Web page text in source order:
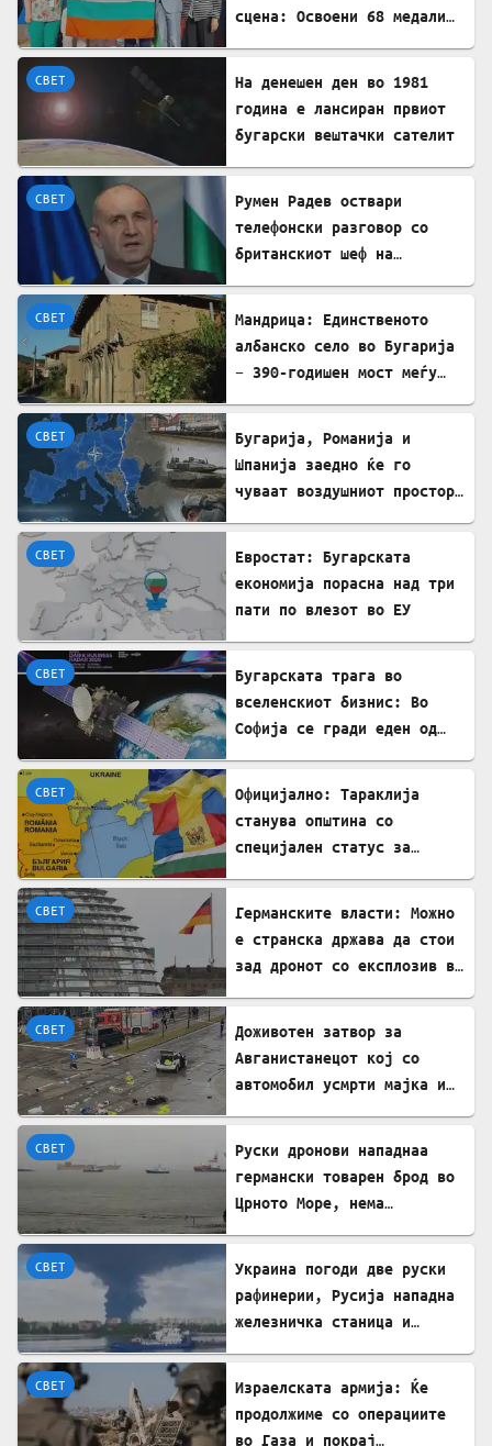
сцена: Освоени 68 медали
СВЕТ
На денешен ден во 1981
година е лансиран првиот
бугарски вештачки сателит
СВЕТ
Румен Радев оствари
телефонски разговор со
британскиот шеф на
СВЕТ
Мандрица: Единственото
албанско село во Бугарија
– 390-годишен мост меѓу
СВЕТ
Бугарија, Романија и
Шпанија заедно ќе го
чуваат воздушниот простор
СВЕТ
Евростат: Бугарската
економија порасна над три
пати по влезот во ЕУ
СВЕТ
Бугарската трага во
вселенскиот бизнис: Во
Софија се гради еден од
СВЕТ
Официјално: Тараклија
станува општина со
специјален статус за
СВЕТ
Германските власти: Можно
е странска држава да стои
зад дронот со експлозив во
СВЕТ
Доживотен затвор за
Авганистанецот кој со
автомобил усмрти мајка и
СВЕТ
Руски дронови нападнаа
германски товарен брод во
Црното Море, нема
СВЕТ
Украина погоди две руски
рафинерии, Русија нападна
железничка станица и
СВЕТ
Израелската армија: Ќе
продолжиме со операциите
во Газа и покрај